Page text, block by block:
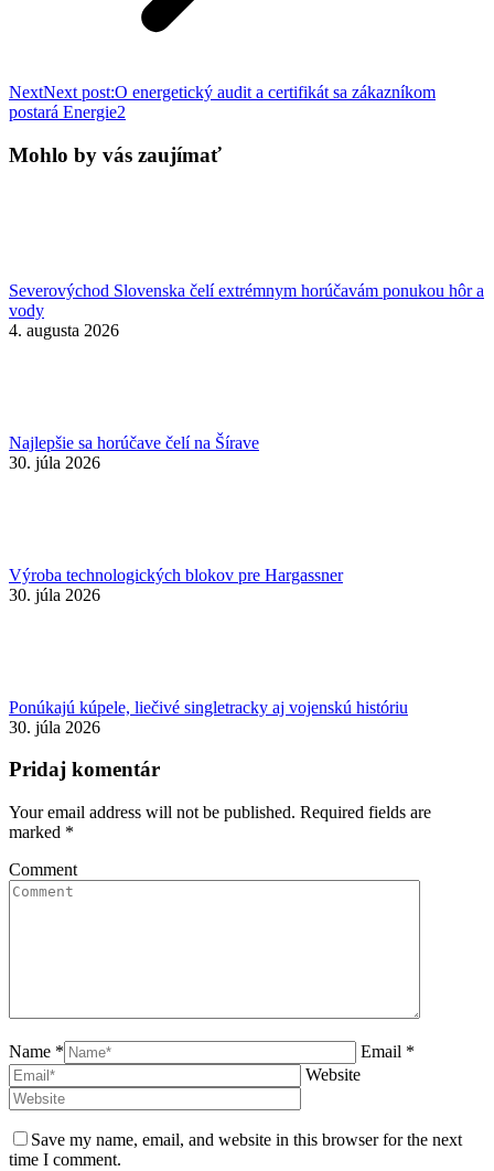
NextNext post:O energetický audit a certifikát sa zákazníkom
postará Energie2
Mohlo by vás zaujímať
Severovýchod Slovenska čelí extrémnym horúčavám ponukou hôr a
vody
4. augusta 2026
Najlepšie sa horúčave čelí na Šírave
30. júla 2026
Výroba technologických blokov pre Hargassner
30. júla 2026
Ponúkajú kúpele, liečivé singletracky aj vojenskú históriu
30. júla 2026
Pridaj komentár
Your email address will not be published. Required fields are
marked *
Comment
Name *
Email *
Website
Save my name, email, and website in this browser for the next
time I comment.